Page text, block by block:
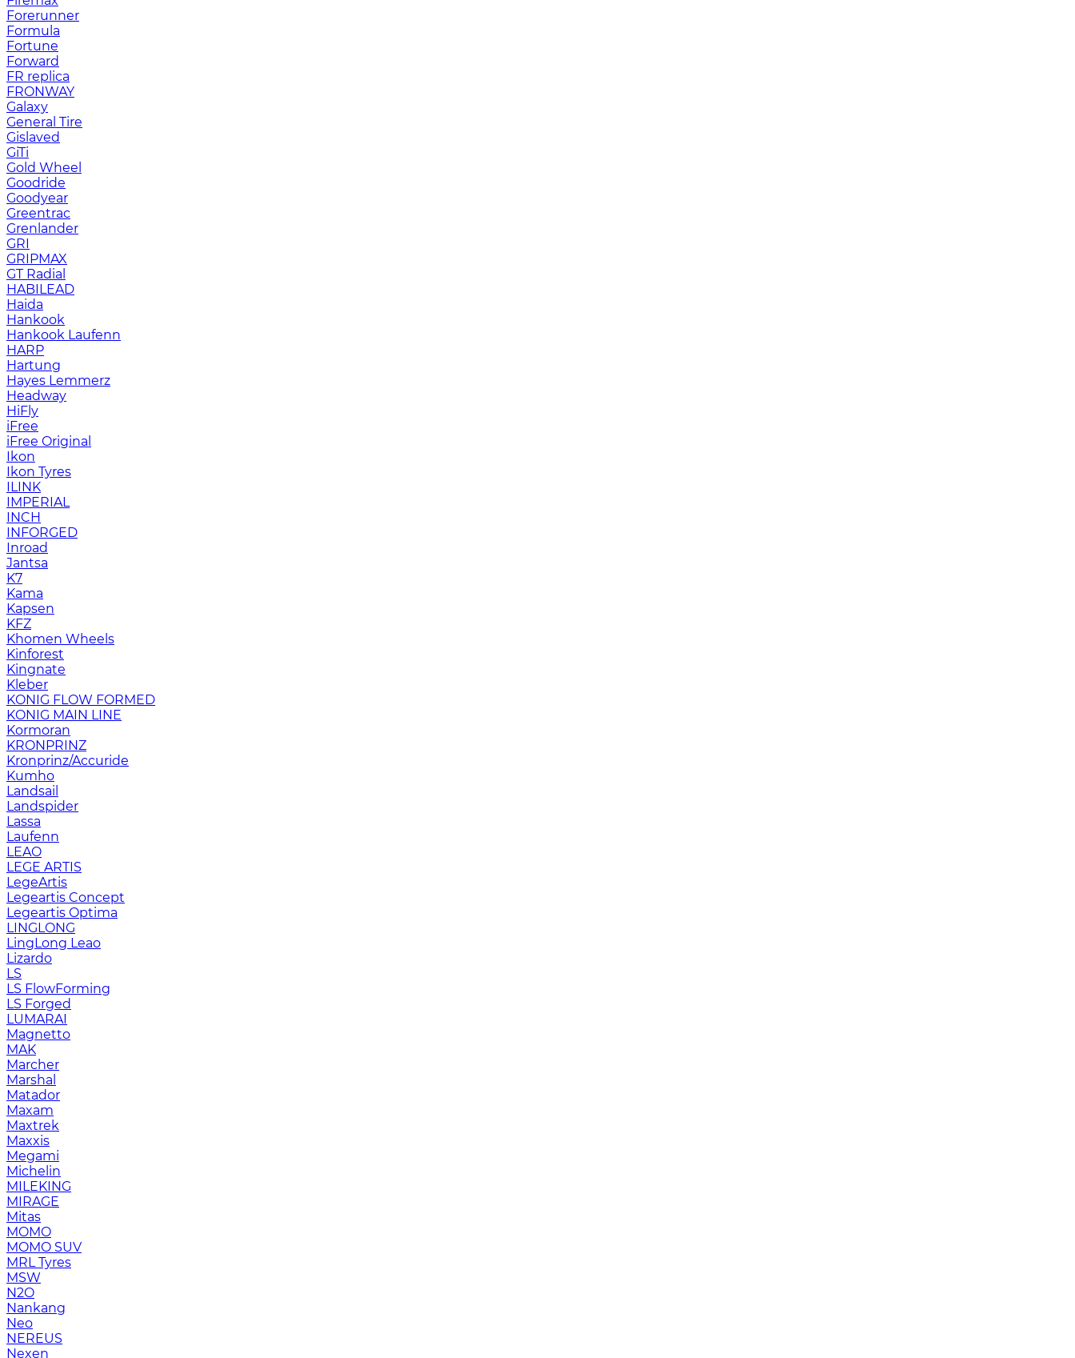
Forerunner
Formula
Fortune
Forward
FR replica
FRONWAY
Galaxy
General Tire
Gislaved
GiTi
Gold Wheel
Goodride
Goodyear
Greentrac
Grenlander
GRI
GRIPMAX
GT Radial
HABILEAD
Haida
Hankook
Hankook Laufenn
HARP
Hartung
Hayes Lemmerz
Headway
HiFly
iFree
iFree Original
Ikon
Ikon Tyres
ILINK
IMPERIAL
INCH
INFORGED
Inroad
Jantsa
K7
Kama
Kapsen
KFZ
Khomen Wheels
Kinforest
Kingnate
Kleber
KONIG FLOW FORMED
KONIG MAIN LINE
Kormoran
KRONPRINZ
Kronprinz/Accuride
Kumho
Landsail
Landspider
Lassa
Laufenn
LEAO
LEGE ARTIS
LegeArtis
Legeartis Concept
Legeartis Optima
LINGLONG
LingLong Leao
Lizardo
LS
LS FlowForming
LS Forged
LUMARAI
Magnetto
MAK
Marcher
Marshal
Matador
Maxam
Maxtrek
Maxxis
Megami
Michelin
MILEKING
MIRAGE
Mitas
MOMO
MOMO SUV
MRL Tyres
MSW
N2O
Nankang
Neo
NEREUS
Nexen